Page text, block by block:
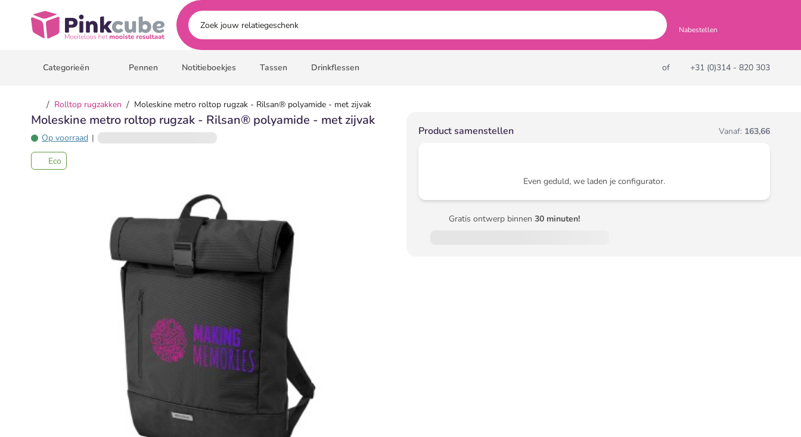
Pinkcube
Nabestellen
Categorieën Pennen Notitieboekjes Tassen Drinkflessen of +31 (0)314 - 820 303
/ Rolltop rugzakken / Moleskine metro roltop rugzak - Rilsan® polyamide - met zijvak
Moleskine metro roltop rugzak - Rilsan® polyamide - met zijvak
Op voorraad |
Eco
Product samenstellen Vanaf: 163,66
Even geduld, we laden je configurator.
Gratis ontwerp binnen 30 minuten!